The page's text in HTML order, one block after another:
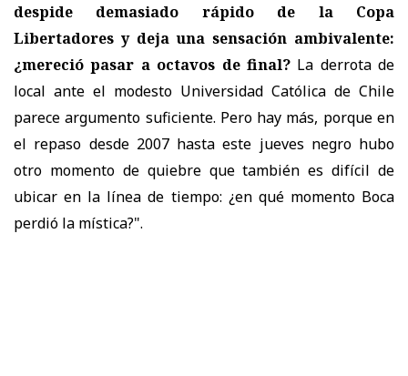
despide demasiado rápido de la Copa
Libertadores y deja una sensación ambivalente:
¿mereció pasar a octavos de final?La derrota de
local ante el modesto Universidad Católica de Chile
parece argumento suficiente. Pero hay más, porque en
el repaso desde 2007 hasta este jueves negro hubo
otro momento de quiebre que también es difícil de
ubicar en la línea de tiempo: ¿en qué momento Boca
perdió la mística?".